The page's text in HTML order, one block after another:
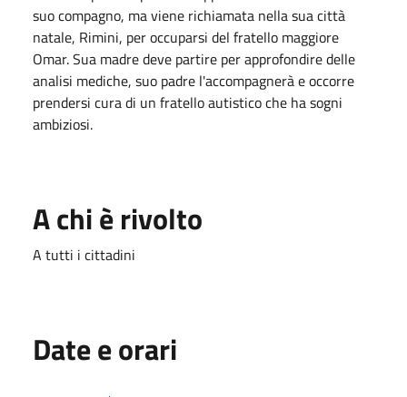
suo compagno, ma viene richiamata nella sua città
natale, Rimini, per occuparsi del fratello maggiore
Omar. Sua madre deve partire per approfondire delle
analisi mediche, suo padre l'accompagnerà e occorre
prendersi cura di un fratello autistico che ha sogni
ambiziosi.
A chi è rivolto
A tutti i cittadini
Date e orari